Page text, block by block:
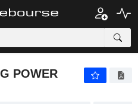
POWER